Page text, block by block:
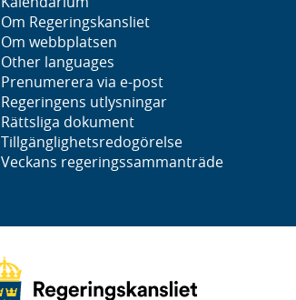
Om Regeringskansliet
Om webbplatsen
Other languages
Prenumerera via e-post
Regeringens utlysningar
Rättsliga dokument
Tillgänglighetsredogörelse
Veckans regeringssammanträde